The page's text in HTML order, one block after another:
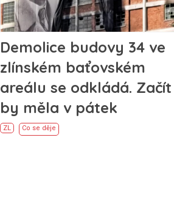
Demolice budovy 34 ve
zlínském baťovském
areálu se odkládá. Začít
by měla v pátek
ZL Co se děje